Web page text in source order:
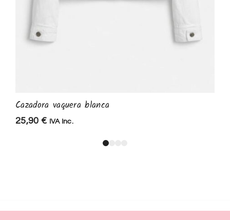
Cazadora vaquera blanca
25,90 € IVA Inc.